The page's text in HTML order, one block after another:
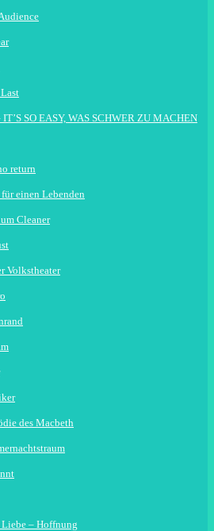
IT’S SO EASY, WAS SCHWER ZU MACHEN
return
einen Lebenden
Cleaner
Volkstheater
des Macbeth
– Hoffnung